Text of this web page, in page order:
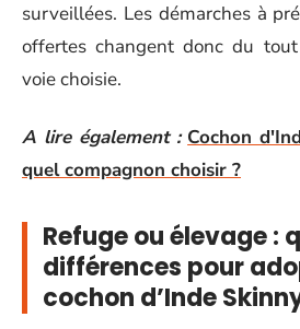
surveillées. Les démarches à
offertes changent donc du
voie choisie.
A lire également : Cochon
quel compagnon choisir ?
Refuge ou élevage :
différences pour
cochon d’Inde